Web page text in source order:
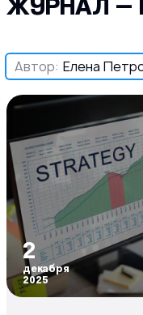
Автор: Елена
2
декабря
2025